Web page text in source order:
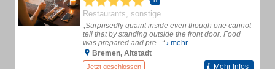
Restaurants, sonstige
„Surprisedly quaint inside even though one cannot
tell that by standing outside the front door. Food
was prepared and pre...“› mehr
Bremen, Altstadt
Jetzt geschlossen Mehr Infos